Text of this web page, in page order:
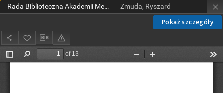
Pokaż szczegóły
Rada Biblioteczna Akademii Medyczneji Uniwersytetu Medycznego w Łodzi (1983-2016) Żmuda, Ryszard